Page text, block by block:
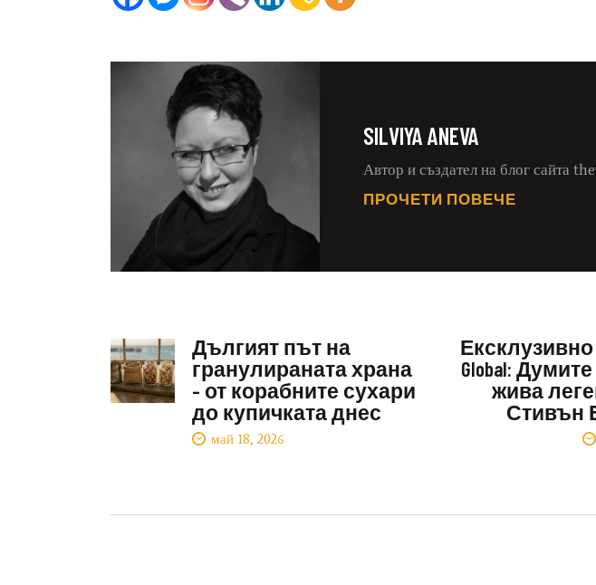
SILVIYA ANEVA
Автор и създател на блог сайта
ПРОЧЕТИ ПОВЕЧЕ
Дългият път на
гранулираната храна
– от корабните сухари
до купичката днес
май 18, 2026
Ексклузивно
Global:
жива
Стивън